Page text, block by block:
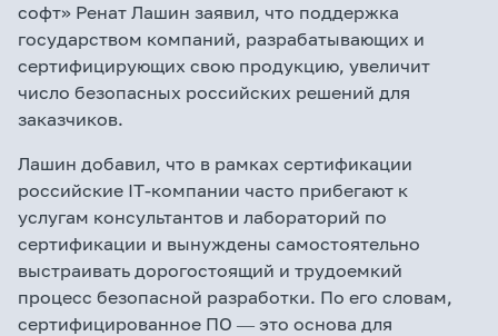
софт» Ренат Лашин заявил, что поддержка
государством компаний, разрабатывающих и
сертифицирующих свою продукцию, увеличит
число безопасных российских решений для
заказчиков.
Лашин добавил, что в рамках сертификации
российские IТ-компании часто прибегают к
услугам консультантов и лабораторий по
сертификации и вынуждены самостоятельно
выстраивать дорогостоящий и трудоемкий
процесс безопасной разработки. По его словам,
сертифицированное ПО ― это основа для